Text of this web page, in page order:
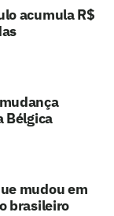
acumula R$
Bélgica
mudou em
brasileiro